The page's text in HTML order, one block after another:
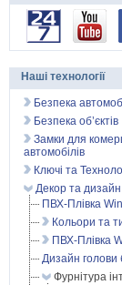
Наші технології
Безпека
Безпека об’єктів
Замки для
автомобілів
Ключі та
Декор та дизайн
ПВХ-Плівка
Кольори та
ПВХ-Плівка
Дизайн голови
Фурнітура